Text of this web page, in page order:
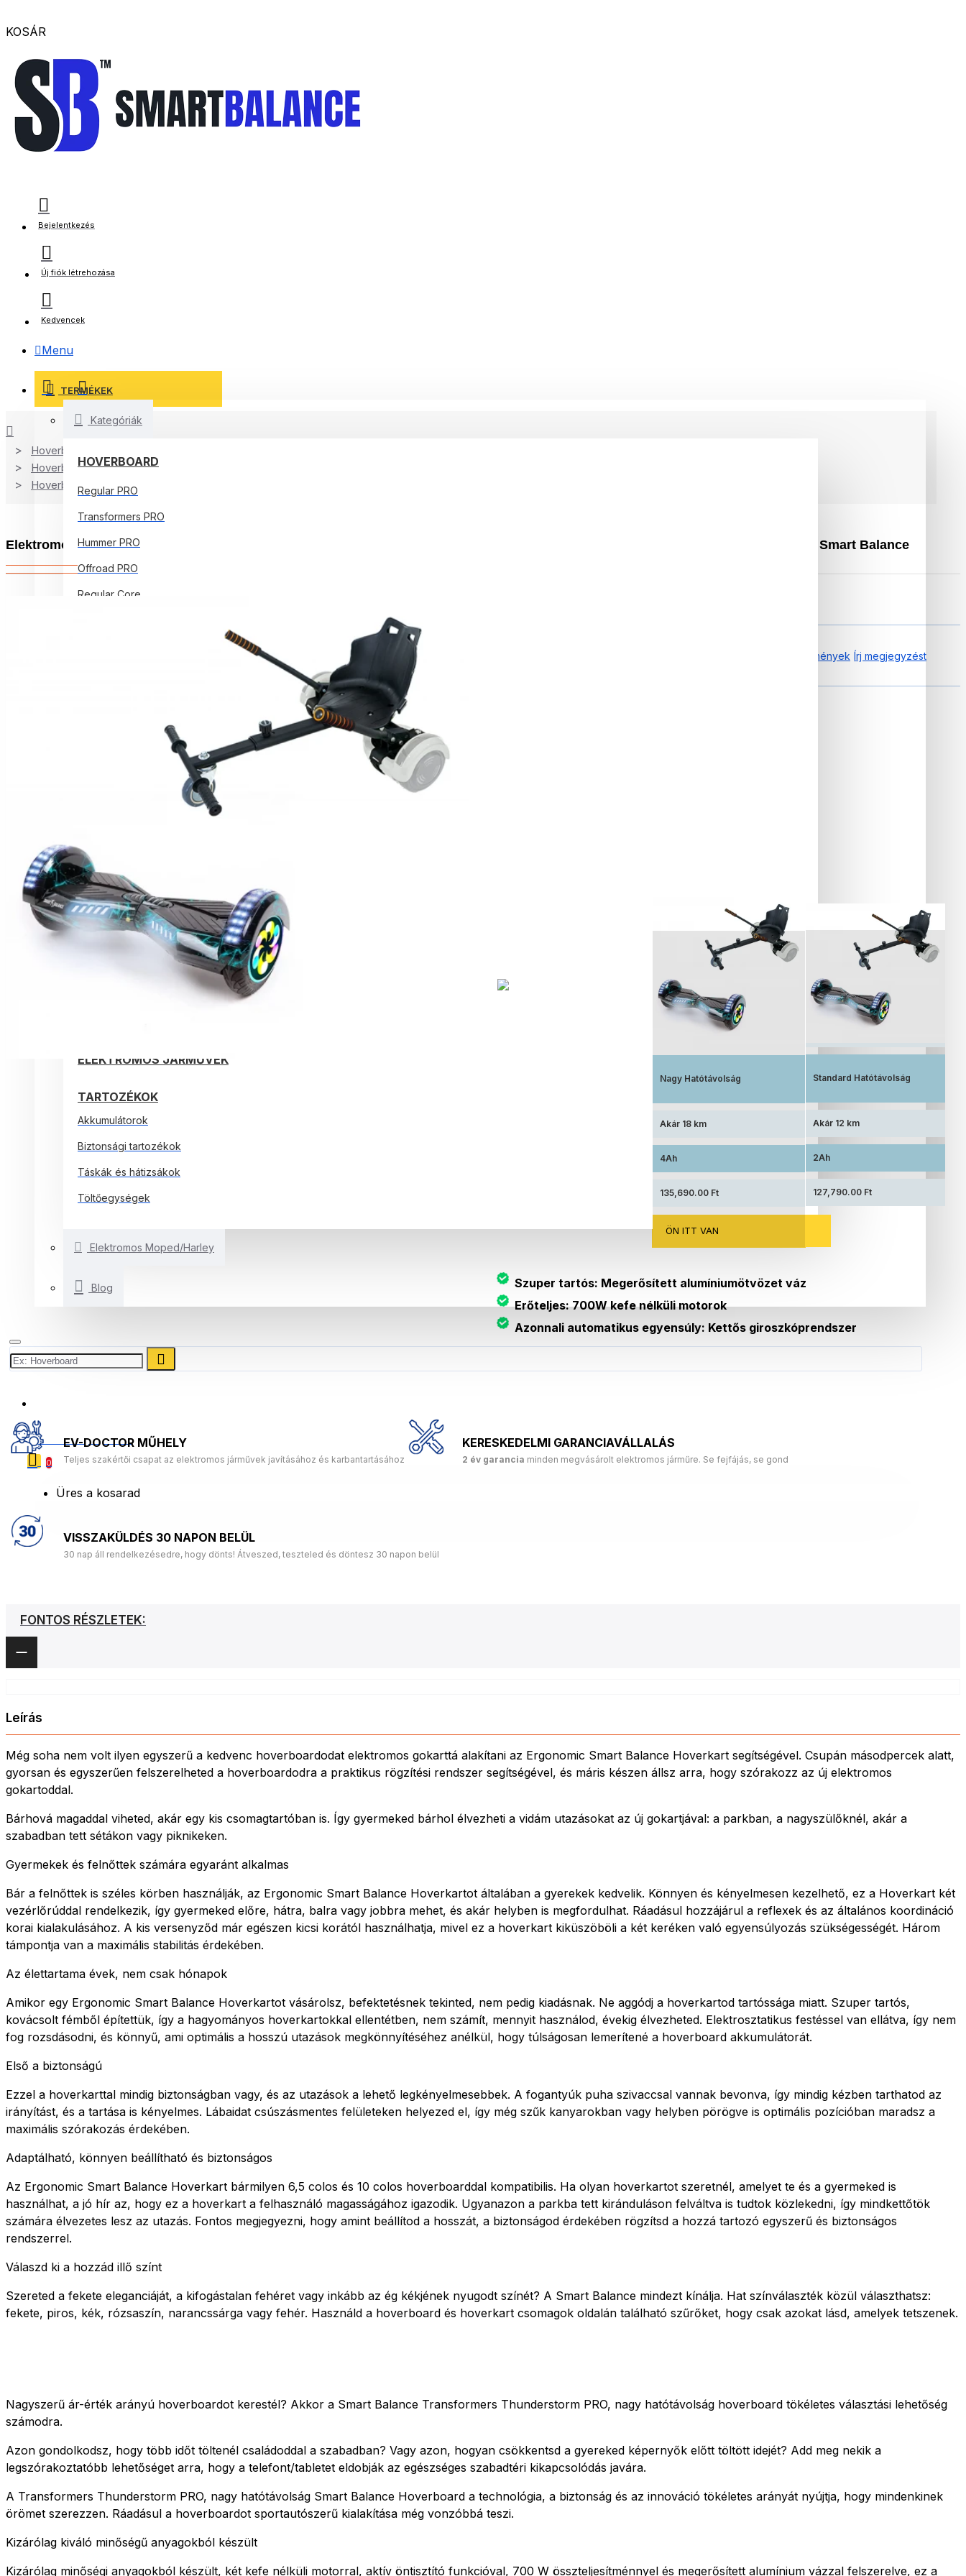
KOSÁR
Bejelentkezés
Új fiók létrehozása
Kedvencek
Menu
TERMÉKEK
Kategóriák
HOVERBOARD
Regular PRO
Transformers PRO
Hummer PRO
Offroad PRO
Regular Core
Városi Elektromos Járművek
Nagy Teherszállító Járművek
Városi Mobilitási Robogó
Moped/Elektromos Harley
Horwin Robogók
Gowow Motorkerékpárok
Sur-Ron Motorkerékpárok
ELEKTROMOS ROLLEREK
ELEKTROMOS KERÉKPÁROK
ELEKTROMOS JÁRMŰVEK
TARTOZÉKOK
Akkumulátorok
Biztonsági tartozékok
Táskák és hátizsákok
Töltőegységek
Elektromos Moped/Harley
Blog
0 Termék(ek) - 0 Ft
0
Üres a kosarad
Hoverboard Kart
Hoverboard
Hoverboard Kart
Elektromos Hoverboard Standard GoKart Szett, 8 colos, Transformers Thunderstorm PRO, Nagy Hatótávolság, és Fekete Hoverkart, Smart Balance
0.00 tól től 0 Vélemények Írj megjegyzést
Akkumulátor és autonómia
Megnövelt üzemidő, nagy kapacitású
akkumulátorral felszerelve
Nagy Hatótávolság
Akár 18 km
4Ah
135,690.00 Ft
ÖN ITT VAN
Elérhető ár, standard akkumulátorral
Standard Hatótávolság
Akár 12 km
2Ah
127,790.00 Ft
Szuper tartós: Megerősített alumíniumötvözet váz
Erőteljes: 700W kefe nélküli motorok
Azonnali automatikus egyensúly: Kettős giroszkóprendszer
EV-DOCTOR MŰHELY
Teljes szakértői csapat az elektromos járművek javításához és karbantartásához
KERESKEDELMI GARANCIAVÁLLALÁS
2 év garancia minden megvásárolt elektromos járműre. Se fejfájás, se gond
VISSZAKÜLDÉS 30 NAPON BELÜL
30 nap áll rendelkezésedre, hogy dönts! Átveszed, teszteled és döntesz 30 napon belül
FONTOS RÉSZLETEK:
Leírás
Még soha nem volt ilyen egyszerű a kedvenc hoverboardodat elektromos gokarttá alakítani az Ergonomic Smart Balance Hoverkart segítségével. Csupán másodpercek alatt,
gyorsan és egyszerűen felszerelheted a hoverboardodra a praktikus rögzítési rendszer segítségével, és máris készen állsz arra, hogy szórakozz az új elektromos
gokartoddal.
Bárhová magaddal viheted, akár egy kis csomagtartóban is. Így gyermeked bárhol élvezheti a vidám utazásokat az új gokartjával: a parkban, a nagyszülőknél, akár a
szabadban tett sétákon vagy piknikeken.
Gyermekek és felnőttek számára egyaránt alkalmas
Bár a felnőttek is széles körben használják, az Ergonomic Smart Balance Hoverkartot általában a gyerekek kedvelik. Könnyen és kényelmesen kezelhető, ez a Hoverkart két
vezérlőrúddal rendelkezik, így gyermeked előre, hátra, balra vagy jobbra mehet, és akár helyben is megfordulhat. Ráadásul hozzájárul a reflexek és az általános koordináció
korai kialakulásához. A kis versenyződ már egészen kicsi korától használhatja, mivel ez a hoverkart kiküszöböli a két keréken való egyensúlyozás szükségességét. Három
támpontja van a maximális stabilitás érdekében.
Az élettartama évek, nem csak hónapok
Amikor egy Ergonomic Smart Balance Hoverkartot vásárolsz, befektetésnek tekinted, nem pedig kiadásnak. Ne aggódj a hoverkartod tartóssága miatt. Szuper tartós,
kovácsolt fémből építettük, így a hagyományos hoverkartokkal ellentétben, nem számít, mennyit használod, évekig élvezheted. Elektrosztatikus festéssel van ellátva, így nem
fog rozsdásodni, és könnyű, ami optimális a hosszú utazások megkönnyítéséhez anélkül, hogy túlságosan lemerítené a hoverboard akkumulátorát.
Első a biztonságú
Ezzel a hoverkarttal mindig biztonságban vagy, és az utazások a lehető legkényelmesebbek. A fogantyúk puha szivaccsal vannak bevonva, így mindig kézben tarthatod az
irányítást, és a tartása is kényelmes. Lábaidat csúszásmentes felületeken helyezed el, így még szűk kanyarokban vagy helyben pörögve is optimális pozícióban maradsz a
maximális szórakozás érdekében.
Adaptálható, könnyen beállítható és biztonságos
Az Ergonomic Smart Balance Hoverkart bármilyen 6,5 colos és 10 colos hoverboarddal kompatibilis. Ha olyan hoverkartot szeretnél, amelyet te és a gyermeked is
használhat, a jó hír az, hogy ez a hoverkart a felhasználó magasságához igazodik. Ugyanazon a parkba tett kiránduláson felváltva is tudtok közlekedni, így mindkettőtök
számára élvezetes lesz az utazás. Fontos megjegyezni, hogy amint beállítod a hosszát, a biztonságod érdekében rögzítsd a hozzá tartozó egyszerű és biztonságos
rendszerrel.
Válaszd ki a hozzád illő színt
Szereted a fekete eleganciáját, a kifogástalan fehéret vagy inkább az ég kékjének nyugodt színét? A Smart Balance mindezt kínálja. Hat színválaszték közül választhatsz:
fekete, piros, kék, rózsaszín, narancssárga vagy fehér. Használd a hoverboard és hoverkart csomagok oldalán található szűrőket, hogy csak azokat lásd, amelyek tetszenek.
Nagyszerű ár-érték arányú hoverboardot kerestél? Akkor a Smart Balance Transformers Thunderstorm PRO, nagy hatótávolság hoverboard tökéletes választási lehetőség
számodra.
Azon gondolkodsz, hogy több időt töltenél családoddal a szabadban? Vagy azon, hogyan csökkentsd a gyereked képernyők előtt töltött idejét? Add meg nekik a
legszórakoztatóbb lehetőséget arra, hogy a telefont/tabletet eldobják az egészséges szabadtéri kikapcsolódás javára.
A Transformers Thunderstorm PRO, nagy hatótávolság Smart Balance Hoverboard a technológia, a biztonság és az innováció tökéletes arányát nyújtja, hogy mindenkinek
örömet szerezzen. Ráadásul a hoverboardot sportautószerű kialakítása még vonzóbbá teszi.
Kizárólag kiváló minőségű anyagokból készült
Kizárólag minőségi anyagokból készült, két kefe nélküli motorral, aktív öntisztító funkcióval, 700 W összteljesítménnyel és megerősített alumínium vázzal felszerelve, ez a